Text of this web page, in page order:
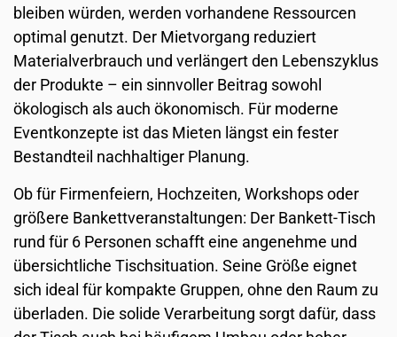
bleiben würden, werden vorhandene Ressourcen
optimal genutzt. Der Mietvorgang reduziert
Materialverbrauch und verlängert den Lebenszyklus
der Produkte – ein sinnvoller Beitrag sowohl
ökologisch als auch ökonomisch. Für moderne
Eventkonzepte ist das Mieten längst ein fester
Bestandteil nachhaltiger Planung.
Ob für Firmenfeiern, Hochzeiten, Workshops oder
größere Bankettveranstaltungen: Der Bankett-Tisch
rund für 6 Personen schafft eine angenehme und
übersichtliche Tischsituation. Seine Größe eignet
sich ideal für kompakte Gruppen, ohne den Raum zu
überladen. Die solide Verarbeitung sorgt dafür, dass